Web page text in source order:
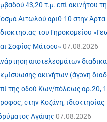
43,20 τ.μ. επί ακινήτου
Αιτωλού αριθ-10 στην Άρτα
του Γηροκομείου
Σοφίας Μάτσου» 07.08.2026
αποτελεσμάτων
ακινήτων (άγονη
της οδού Κων/πόλεως αρ.20,
στην Κοζάνη, ιδιοκτησίας
Αγάπης 07.08.2026